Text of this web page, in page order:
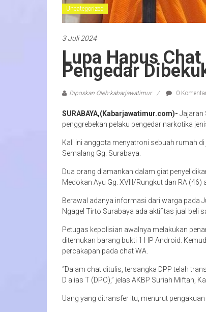
Uncategorized
3 Juli 2024
Lupa Hapus
Pengedar
Diposkan Oleh:kabarjawatimur 0
SURABAYA,(Kabarjawatimur.com)- Jajaran
penggrebekan pelaku pengedar narkotika
Kali ini anggota menyatroni sebuah rumah
Semalang Gg. Surabaya.
Dua orang diamankan dalam giat
Medokan Ayu Gg. XVIII/Rungkut dan RA
Berawal adanya informasi dari warga pada
Ngagel Tirto Surabaya ada aktifitas jual beli
Petugas kepolisian awalnya melakukan
ditemukan barang bukti 1 HP Android.
percakapan pada chat WA.
“Dalam chat ditulis, tersangka DPP telah
D alias T (DPO),” jelas AKBP Suriah Miftah,
Uang yang ditransfer itu, menurut